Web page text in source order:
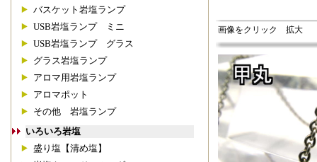
バスケット岩塩ランプ
USB岩塩ランプ ミニ
USB岩塩ランプ グラス
グラス岩塩ランプ
アロマ用岩塩ランプ
アロマポット
その他 岩塩ランプ
いろいろ岩塩
盛り塩【清め塩】
画像をクリック 拡大